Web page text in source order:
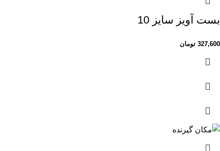
بست آویز سایز 10
327,600 تومان